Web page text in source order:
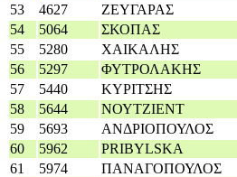
53
4627 ΖΕΥΓΑΡΑΣ
54
5064 ΣΚΟΠΑΣ
55
5280 ΧΑΙΚΑΛΗΣ
56
5297 ΦΥΤΡΟΛΑΚΗΣ
57
5440 ΚΥΡΙΤΣΗΣ
58
5644 ΝΟΥΤΖΙΕΝΤ
59
5693 ΑΝΔΡΙΟΠΟΥΛΟΣ
60
5962 PRIBYLSKA
61
5974 ΠΑΝΑΓΟΠΟΥΛΟΣ